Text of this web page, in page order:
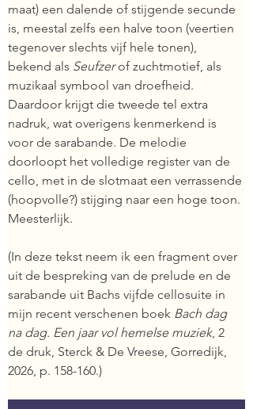
maat) een dalende of stijgende secunde
is, meestal zelfs een halve toon (veertien
tegenover slechts vijf hele tonen),
bekend als Seufzer of zuchtmotief, als
muzikaal symbool van droefheid.
Daardoor krijgt die tweede tel extra
nadruk, wat overigens kenmerkend is
voor de sarabande. De melodie
doorloopt het volledige register van de
cello, met in de slotmaat een verrassende
(hoopvolle?) stijging naar een hoge toon.
Meesterlijk.
(In deze tekst neem ik een fragment over
uit de bespreking van de prelude en de
sarabande uit Bachs vijfde cellosuite in
mijn recent verschenen boek Bach dag
na dag. Een jaar vol hemelse muziek, 2
de druk, Sterck & De Vreese, Gorredijk,
2026, p. 158-160.)